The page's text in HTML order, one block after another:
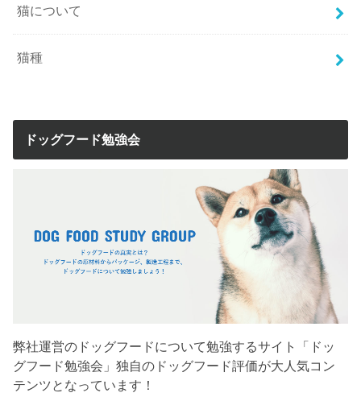
猫について
猫種
ドッグフード勉強会
弊社運営のドッグフードについて勉強するサイト「ドッ
グフード勉強会」独自のドッグフード評価が大人気コン
テンツとなっています！